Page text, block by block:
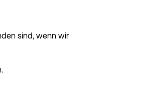
sind, wenn wir